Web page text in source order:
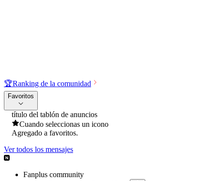
🏆Ranking de la comunidad
Favoritos
título del tablón de anuncios
Cuando seleccionas un icono
Agregado a favoritos.
Ver todos los mensajes
Fanplus community